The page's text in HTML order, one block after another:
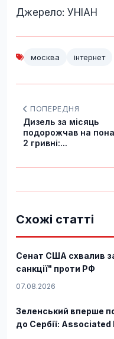
Джерело: УНІАН
москва інтернет
ПОПЕРЕДНЯ
Дизель за місяць
подорожчав на
2 гривні:...
Схожі статті
Сенат США схвалив
санкції" проти РФ
07.08.2026
Зеленський вперше
до Сербії: